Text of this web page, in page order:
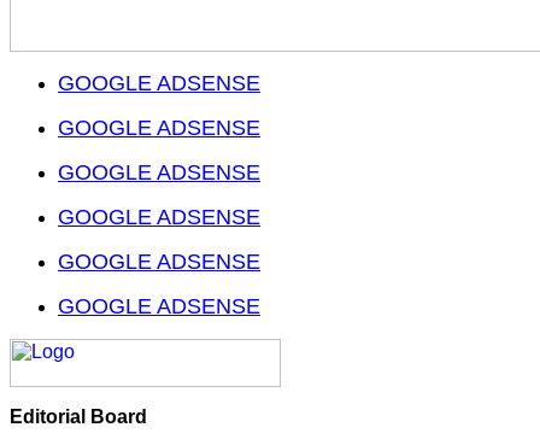
GOOGLE ADSENSE
GOOGLE ADSENSE
GOOGLE ADSENSE
GOOGLE ADSENSE
GOOGLE ADSENSE
GOOGLE ADSENSE
Editorial Board